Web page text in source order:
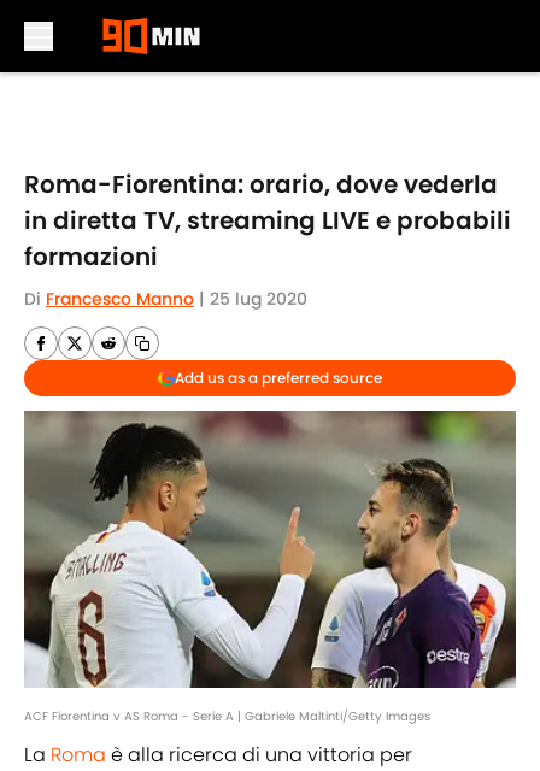
Roma-Fiorentina: orario, dove vederla
in diretta TV, streaming LIVE e probabili
formazioni
Di Francesco Manno | 25 lug 2020
Add us as a preferred source
ACF Fiorentina v AS Roma - Serie A | Gabriele Maltinti/Getty Images
La Roma è alla ricerca di una vittoria per